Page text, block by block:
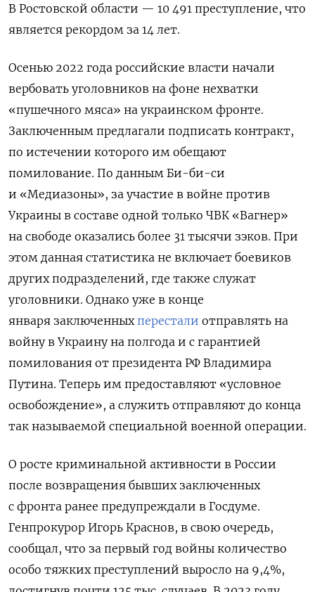
В Ростовской области — 10 491 преступление, что
является рекордом за 14 лет.
Осенью 2022 года российские власти начали
вербовать уголовников на фоне нехватки
«пушечного мяса» на украинском фронте.
Заключенным предлагали подписать контракт,
по истечении которого им обещают
помилование. По данным Би-би-си
и «Медиазоны», за участие в войне против
Украины в составе одной только ЧВК «Вагнер»
на свободе оказались более 31 тысячи зэков. При
этом данная статистика не включает боевиков
других подразделений, где также служат
уголовники. Однако уже в конце
января заключенных перестали отправлять на
войну в Украину на полгода и с гарантией
помилования от президента РФ Владимира
Путина. Теперь им предоставляют «условное
освобождение», а служить отправляют до конца
так называемой специальной военной операции.
О росте криминальной активности в России
после возвращения бывших заключенных
с фронта ранее предупреждали в Госдуме.
Генпрокурор Игорь Краснов, в свою очередь,
сообщал, что за первый год войны количество
особо тяжких преступлений выросло на 9,4%,